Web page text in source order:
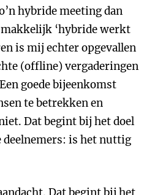
hybride meeting dan
‘hybride werkt
is mij echter opgevallen
(offline) vergaderingen
goede bijeenkomst
te betrekken en
Dat begint bij het doel
deelnemers: is het nuttig